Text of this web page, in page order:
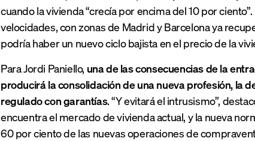
cuando la vivienda “crecía por encima del 10 por
velocidades, con zonas de Madrid y Barcelona ya
podría haber un nuevo ciclo bajista en el precio de la
Para Jordi Paniello, una de las consecuencias de la
producirá la consolidación de una nueva profesión, la
regulado con garantías. “Y evitará el intrusismo”,
encuentra el mercado de vivienda actual, y la nueva
60 por ciento de las nuevas operaciones de